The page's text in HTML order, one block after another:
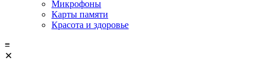
Микрофоны
Карты памяти
Красота и здоровье
≡
✕